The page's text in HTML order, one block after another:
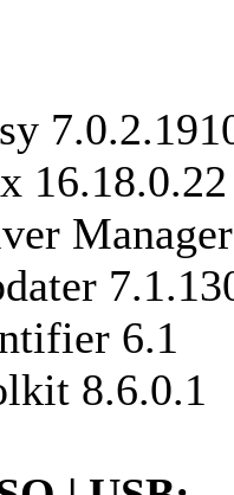
16.18.0.22
6.1
8.6.0.1